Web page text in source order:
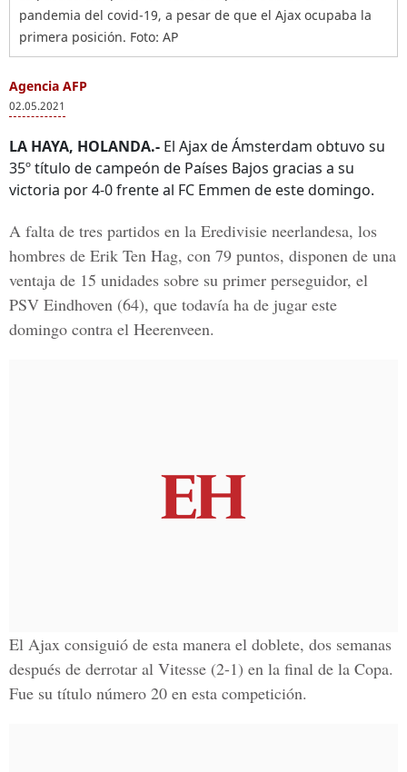
pandemia del covid-19, a pesar de que el Ajax ocupaba la
primera posición. Foto: AP
Agencia AFP
02.05.2021
LA HAYA, HOLANDA.- El Ajax de Ámsterdam obtuvo su
35º título de campeón de Países Bajos gracias a su
victoria por 4-0 frente al FC Emmen de este domingo.
A falta de tres partidos en la Eredivisie neerlandesa, los
hombres de Erik Ten Hag, con 79 puntos, disponen de una
ventaja de 15 unidades sobre su primer perseguidor, el
PSV Eindhoven (64), que todavía ha de jugar este
domingo contra el Heerenveen.
El Ajax consiguió de esta manera el doblete, dos semanas
después de derrotar al Vitesse (2-1) en la final de la Copa.
Fue su título número 20 en esta competición.